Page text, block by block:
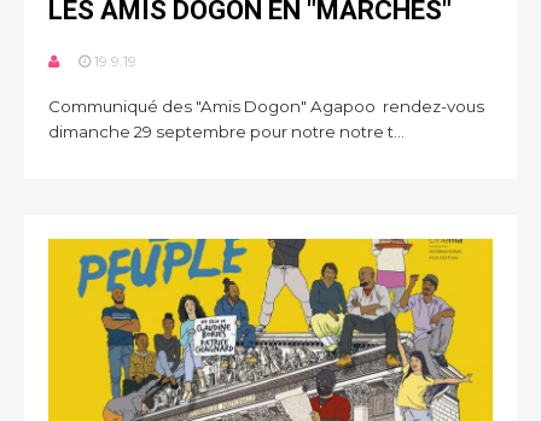
LES AMIS DOGON EN "MARCHES"
19.9.19
Communiqué des "Amis Dogon" Agapoo rendez-vous
dimanche 29 septembre pour notre notre t...